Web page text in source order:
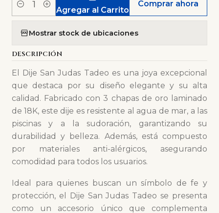
Cantidad Agregar al Carrito
Comprar ahora
Mostrar stock de ubicaciones
DESCRIPCIÓN
El Dije San Judas Tadeo es una joya excepcional
que destaca por su diseño elegante y su alta
calidad. Fabricado con 3 chapas de oro laminado
de 18K, este dije es resistente al agua de mar, a las
piscinas y a la sudoración, garantizando su
durabilidad y belleza. Además, está compuesto
por materiales anti-alérgicos, asegurando
comodidad para todos los usuarios.
Ideal para quienes buscan un símbolo de fe y
protección, el Dije San Judas Tadeo se presenta
como un accesorio único que complementa